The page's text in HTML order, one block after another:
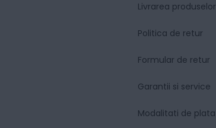
Livrarea produselor
Politica de retur
Formular de retur
Garantii si service
Modalitati de plata